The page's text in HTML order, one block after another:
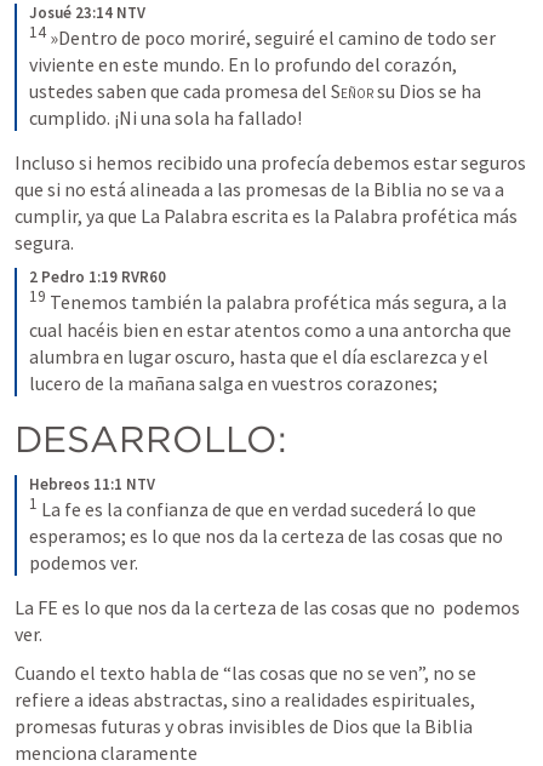
Josué 23:14 NTV
14 »Dentro de poco moriré, seguiré el camino de todo ser
viviente en este mundo. En lo profundo del corazón,
ustedes saben que cada promesa del Señor su Dios se ha
cumplido. ¡Ni una sola ha fallado!
Incluso si hemos recibido una profecía debemos estar seguros
que si no está alineada a las promesas de la Biblia no se va a
cumplir, ya que La Palabra escrita es la Palabra profética más
segura.
2 Pedro 1:19 RVR60
19 Tenemos también la palabra profética más segura, a la
cual hacéis bien en estar atentos como a una antorcha que
alumbra en lugar oscuro, hasta que el día esclarezca y el
lucero de la mañana salga en vuestros corazones;
DESARROLLO:
Hebreos 11:1 NTV
1 La fe es la confianza de que en verdad sucederá lo que
esperamos; es lo que nos da la certeza de las cosas que no
podemos ver.
La FE es lo que nos da la certeza de las cosas que no  podemos
ver.
Cuando el texto habla de “las cosas que no se ven”, no se
refiere a ideas abstractas, sino a realidades espirituales,
promesas futuras y obras invisibles de Dios que la Biblia
menciona claramente